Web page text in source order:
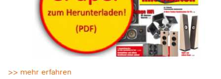
>> mehr erfahren